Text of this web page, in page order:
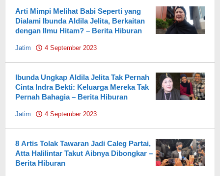
Arti Mimpi Melihat Babi Seperti yang
Dialami Ibunda Aldila Jelita, Berkaitan
dengan Ilmu Hitam? – Berita Hiburan
Jatim 4 September 2023
Ibunda Ungkap Aldila Jelita Tak Pernah
Cinta Indra Bekti: Keluarga Mereka Tak
Pernah Bahagia – Berita Hiburan
Jatim 4 September 2023
8 Artis Tolak Tawaran Jadi Caleg Partai,
Atta Halilintar Takut Aibnya Dibongkar –
Berita Hiburan